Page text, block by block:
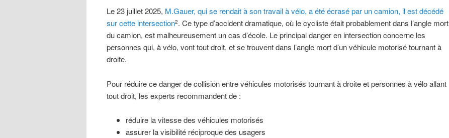
Le 23 juillet 2025, M.Gauer, qui se rendait à son travail à vélo, a été écrasé par un camion, il est décédé
sur cette intersection2. Ce type d’accident dramatique, où le cycliste était probablement dans l’angle mort
du camion, est malheureusement un cas d’école. Le principal danger en intersection concerne les
personnes qui, à vélo, vont tout droit, et se trouvent dans l’angle mort d’un véhicule motorisé tournant à
droite.
Pour réduire ce danger de collision entre véhicules motorisés tournant à droite et personnes à vélo allant
tout droit, les experts recommandent de :
réduire la vitesse des véhicules motorisés
assurer la visibilité réciproque des usagers